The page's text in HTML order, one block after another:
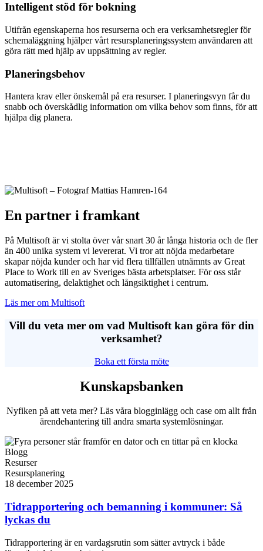
Intelligent stöd för bokning
Utifrån egenskaperna hos resurserna och era verksamhetsregler för
schemaläggning hjälper vårt resursplaneringssystem användaren att
göra rätt med hjälp av uppsättning av regler.
Planeringsbehov
Hantera krav eller önskemål på era resurser. I planeringsvyn får du
snabb och överskådlig information om vilka behov som finns, för att
hjälpa dig planera.
En partner i framkant
På Multisoft är vi stolta över vår snart 30 år långa historia och de fler
än 400 unika system vi levererat. Vi tror att nöjda medarbetare
skapar nöjda kunder och har vid flera tillfällen utnämnts av Great
Place to Work till en av Sveriges bästa arbetsplatser. För oss står
automatisering, delaktighet och långsiktighet i centrum.
Läs mer om Multisoft
Vill du veta mer om vad Multisoft kan göra för din
verksamhet?
Boka ett första möte
Kunskapsbanken
Nyfiken på att veta mer? Läs våra blogginlägg och case om allt från
ärendehantering till andra smarta systemlösningar.
Blogg
Resurser
Resursplanering
18 december 2025
Tidrapportering och bemanning i kommuner: Så
lyckas du
Tidrapportering är en vardagsrutin som sätter avtryck i både